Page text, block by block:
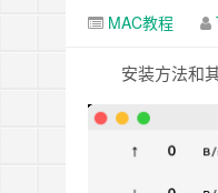
MAC教程
安装方法和